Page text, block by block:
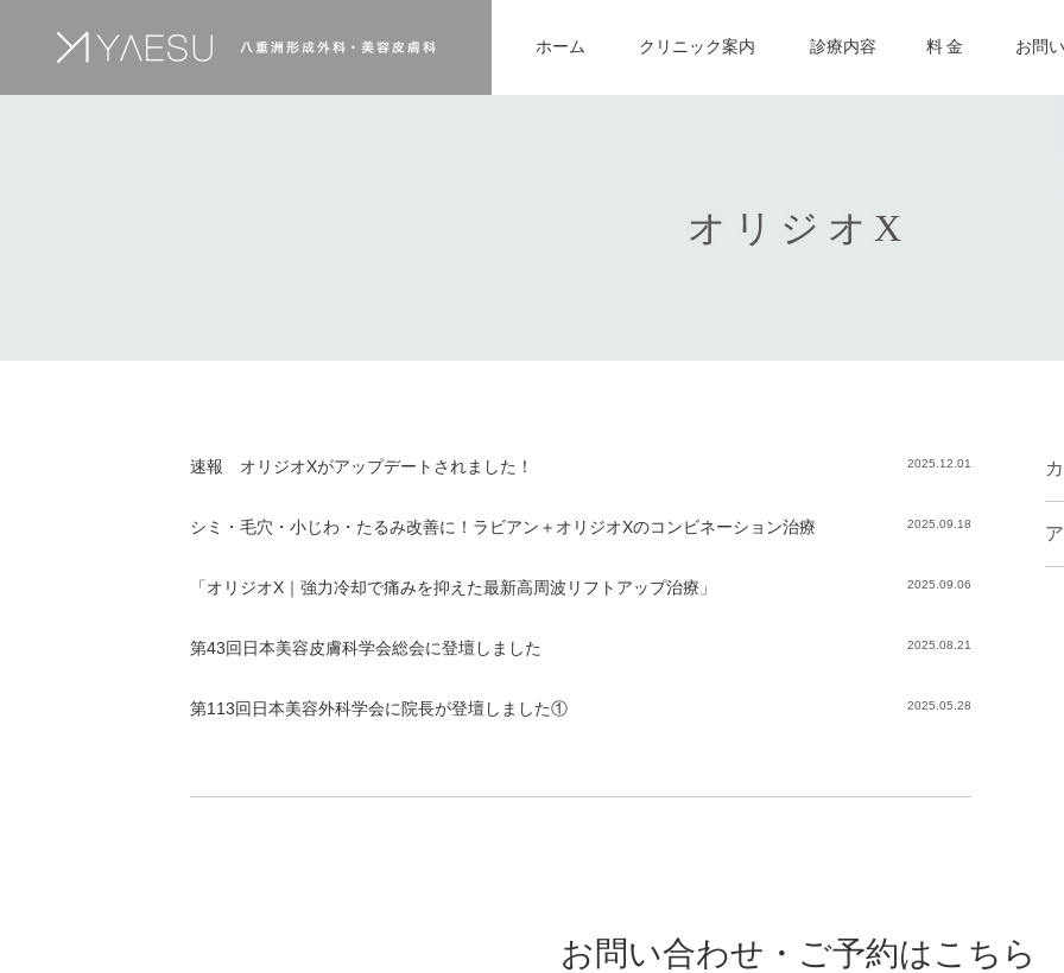
ホーム クリニック案内 診療内容 料 金 お問
オリジオX
速報 オリジオXがアップデートされました！ 2025.12.01
シミ・毛穴・小じわ・たるみ改善に！ラビアン＋オリジオXのコンビネーション治療 2025.09.18
「オリジオX｜強力冷却で痛みを抑えた最新高周波リフトアップ治療」 2025.09.06
第43回日本美容皮膚科学会総会に登壇しました 2025.08.21
第113回日本美容外科学会に院長が登壇しました① 2025.05.28
お問い合わせ・ご予約はこちら